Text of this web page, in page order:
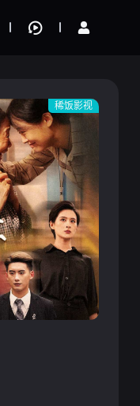
稀饭影视